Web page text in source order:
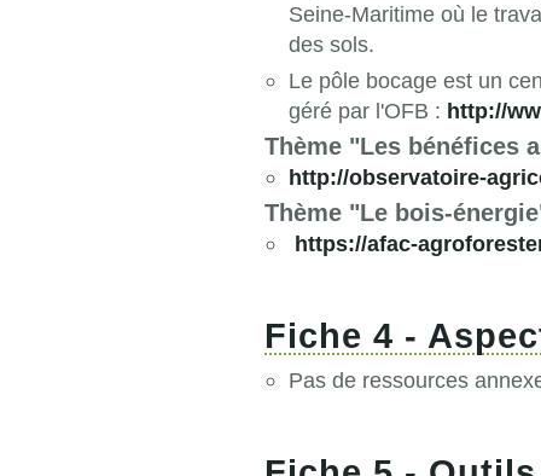
Seine-Maritime où le
des sols.
Le pôle bocage est un
géré par l'OFB : http://
Thème "Les bénéfices
http://observatoire-
Thème "Le bois-
https://afac-
Fiche 4 -
Pas de ressources